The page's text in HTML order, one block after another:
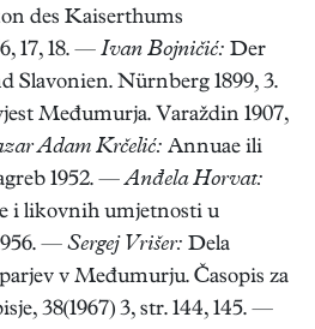
des Kaiserthums
17, 18. — Ivan Bojničić: Der
Slavonien. Nürnberg 1899, 3.
Međumurja. Varaždin 1907,
Adam Krčelić: Annuae ili
1952. —Anđela Horvat:
i likovnih umjetnosti u
— Sergej Vrišer: Dela
v Međumurju. Časopis za
38(1967) 3, str. 144, 145. —